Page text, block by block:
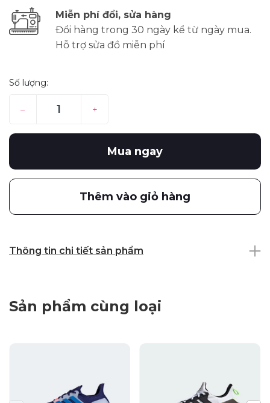
Miễn phí đổi, sửa hàng
Đổi hàng trong 30 ngày kể từ ngày mua.
Hỗ trợ sửa đồ miễn phí
Số lượng:
– +
Mua ngay
Thêm vào giỏ hàng
Thông tin chi tiết sản phẩm
Sản phẩm cùng loại